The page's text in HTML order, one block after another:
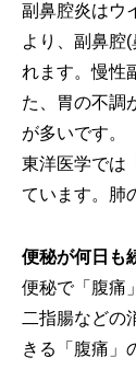
副鼻腔炎はウ
より、副鼻腔
れます。慢性
た、胃の不調
が多いです。
東洋医学では
ています。肺
便秘が何日も
便秘で「腹痛
二指腸などの
きる「腹痛」